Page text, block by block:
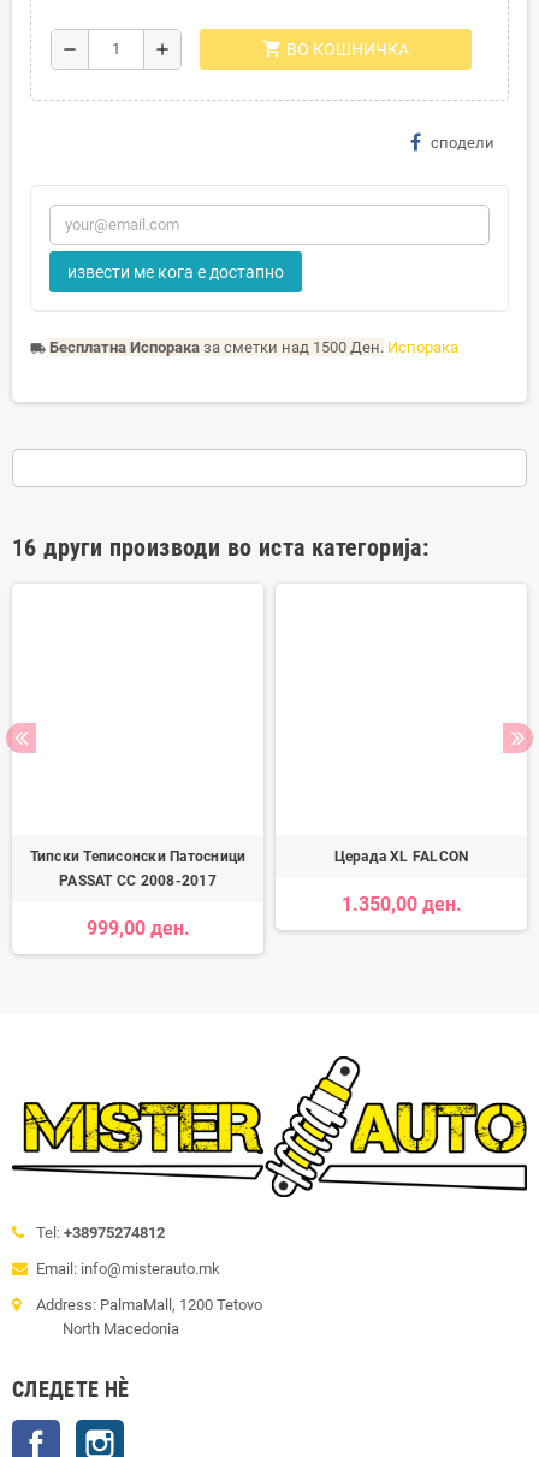
remove add shopping_cart ВО КОШНИЧКА
сподели
извести ме кога е достапно
local_shipping Бесплатна Испорака за сметки над 1500 Ден. Испорака
16 други производи во иста категорија:
Типски Теписонски Патосници
PASSAT CC 2008-2017
999,00 ден.
Церада XL FALCON
1.350,00 ден.
Tel: +38975274812
Email: info@misterauto.mk
Address: PalmaMall, 1200 Tetovo
North Macedonia
СЛЕДЕТЕ НÈ
Facebook